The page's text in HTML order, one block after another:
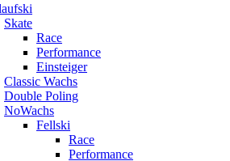
Skate
Race
Performance
Einsteiger
Classic Wachs
Double Poling
NoWachs
Fellski
Race
Performance